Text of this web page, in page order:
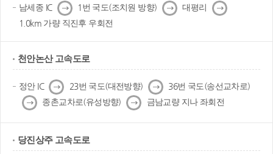
남세종 IC 다
음
1번 국도(조치원 방향) 다
음
대평리
다
음
1.0km 가량 직진후 우회전
천안논산 고속도로
정안 IC 다
음
23번 국도(대전방향) 다
음
36번 국도(송선교차로)
다
음
종촌교차로(유성방향) 다
음
금남교량 지나 좌회전
당진상주 고속도로